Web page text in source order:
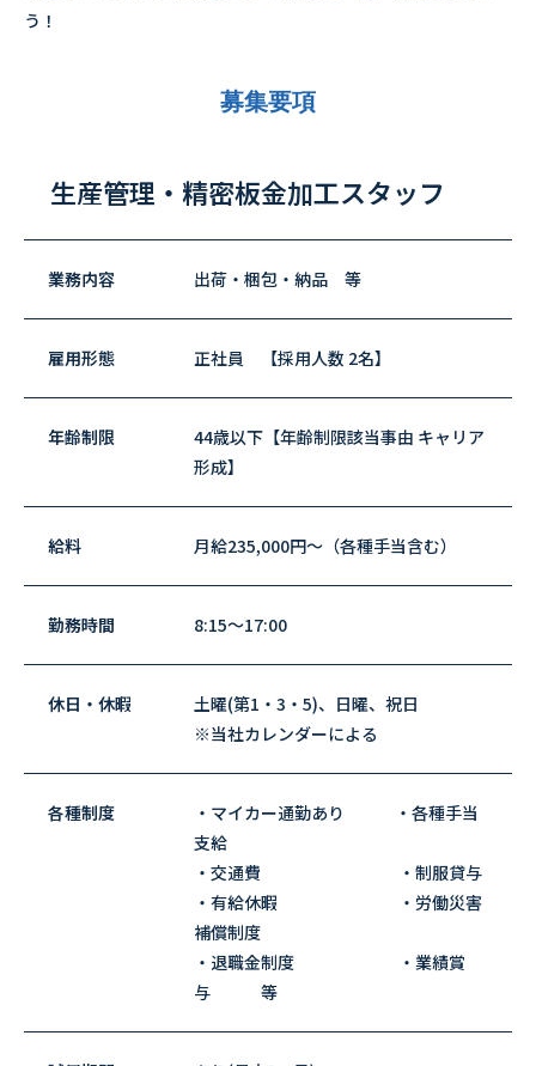
う！
募集要項
生産管理・精密板金加工スタッフ
業務内容 出荷・梱包・納品 等
雇用形態 正社員 【採用人数 2名】
年齢制限
44歳以下【年齢制限該当事由 キャリア
形成】
給料 月給235,000円～（各種手当含む）
勤務時間 8:15～17:00
休日・休暇
土曜(第1・3・5)、日曜、祝日
※当社カレンダーによる
各種制度
・マイカー通勤あり ・各種手当
支給
・交通費 ・制服貸与
・有給休暇 ・労働災害
補償制度
・退職金制度 ・業績賞
与 等